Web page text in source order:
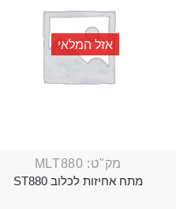
אזל המלאי
מק"ט: MLT880
מתח אחיזות לכלוב ST880